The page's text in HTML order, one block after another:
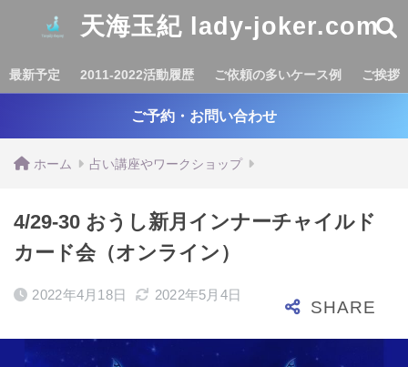
天海玉紀 lady-joker.com
最新予定 2011-2022活動履歴 ご依頼の多いケース例 ご挨拶
ご予約・お問い合わせ
ホーム 占い講座やワークショップ
4/29-30 おうし新月インナーチャイルド
カード会（オンライン）
2022年4月18日 2022年5月4日